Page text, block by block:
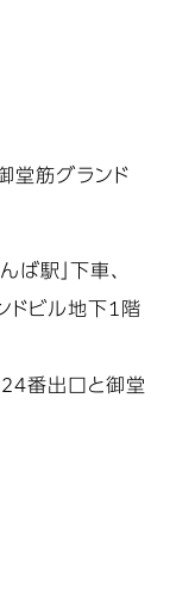
堂筋グランド
ば駅」下車、
ドビル地下1階
24番出口と御堂